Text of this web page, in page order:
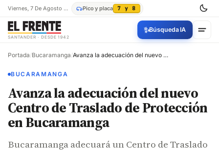
Viernes, 7 De Agosto De 2026 Pico y placa 7 y 8
SANTANDER · DESDE 1942
✨Búsqueda IA
Portada/Bucaramanga/ Avanza la adecuación del nuevo Centro de Traslado de Protección en Bucaramanga
BUCARAMANGA
Avanza la adecuación del nuevo
Centro de Traslado de Protección
en Bucaramanga
Bucaramanga adecuará un Centro de Traslado